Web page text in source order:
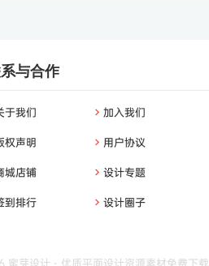
与合作
于我们 加入我们
权声明 用户协议
城店铺 设计专题
到排行 设计圈子
蜜芽设计 - 优质平面设计资源素材免费下载